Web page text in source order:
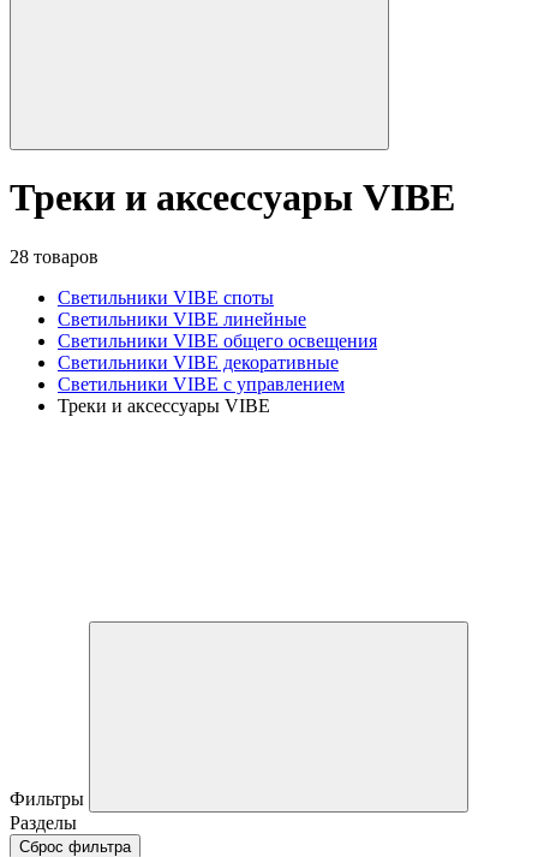
Треки и аксессуары VIBE
28 товаров
Светильники VIBE споты
Светильники VIBE линейные
Светильники VIBE общего освещения
Светильники VIBE декоративные
Светильники VIBE с управлением
Треки и аксессуары VIBE
Фильтры
Разделы
Сброс фильтра